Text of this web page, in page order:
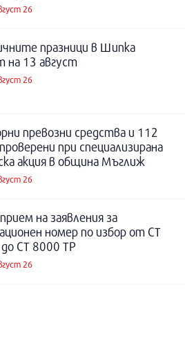
26
празници в Шипка
на 13 август
26
превозни средства и 112
при специализирана
акция в община Мъглиж
26
на заявления за
номер по избор от СТ
СТ 8000 ТР
26